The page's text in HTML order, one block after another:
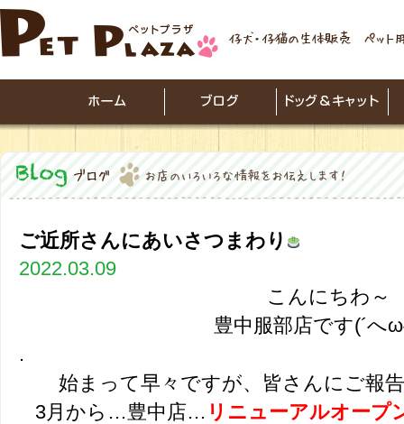
ご近所さんにあいさつまわり
2022.03.09
こんにちわ～
豊中服部店です(´へ
.
始まって早々ですが、皆さんにご報
3月から…豊中店… リニューアルオープ